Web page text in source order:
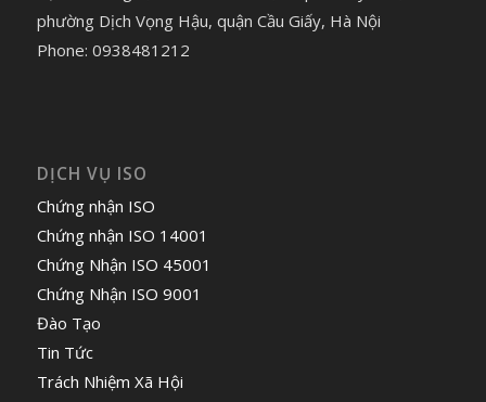
phường Dịch Vọng Hậu, quận Cầu Giấy, Hà Nội
Phone: 0938481212
DỊCH VỤ ISO
Chứng nhận ISO
Chứng nhận ISO 14001
Chứng Nhận ISO 45001
Chứng Nhận ISO 9001
Đào Tạo
Tin Tức
Trách Nhiệm Xã Hội